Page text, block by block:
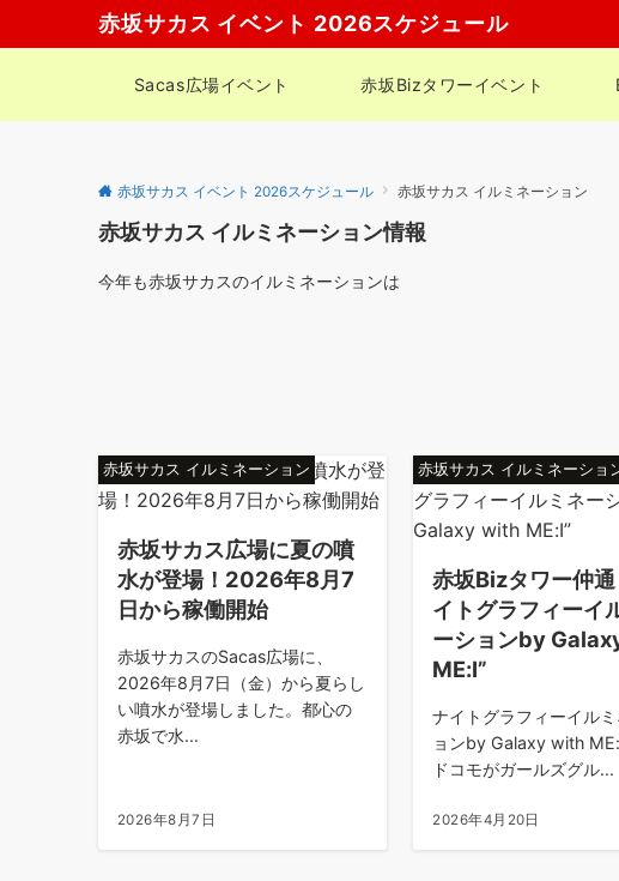
赤坂サカス イベント 2026スケジュール
Sacas広場イベント 赤坂Bizタワーイベント
赤坂サカス イベント 2026スケジュール 赤坂サカス イルミネーション
赤坂サカス イルミネーション情報
今年も赤坂サカスのイルミネーションは
赤坂サカス イルミネーション
赤坂サカス広場に夏の噴
水が登場！2026年8月7
日から稼働開始
赤坂サカスのSacas広場に、
2026年8月7日（金）から夏らし
い噴水が登場しました。都心の
赤坂で水...
2026年8月7日
赤坂サカス イルミネーショ
赤坂Bizタワー仲通
イトグラフィーイ
ーションby
ME:I”
ナイトグラフィーイル
ョンby Galaxy with
ドコモがガールズグル...
2026年4月20日